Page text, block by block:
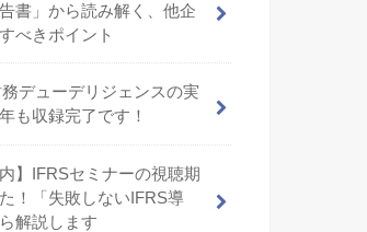
書」から読み解く、他企
べきポイント
務デューデリジェンスの実
も収録完了です！
】IFRSセミナーの視聴期
！「失敗しないIFRS導
解説します